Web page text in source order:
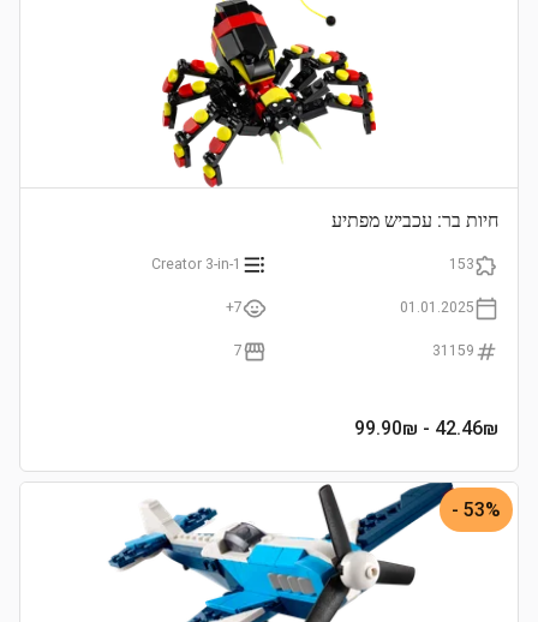
חיות בר: עכביש מפתיע
153
Creator 3-in-1
01.01.2025
7+
31159
7
42.46₪
- 99.90₪
53% -